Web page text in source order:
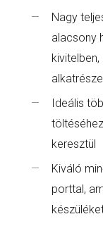
Nagy
alacsony
Ideális
keresztül
Kiváló
porttal,